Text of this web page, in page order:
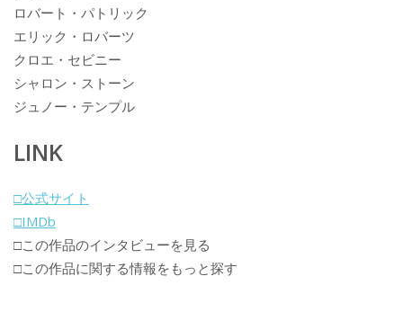
ロバート・パトリック
エリック・ロバーツ
クロエ・セビニー
シャロン・ストーン
ジュノー・テンプル
LINK
□公式サイト
□IMDb
□この作品のインタビューを見る
□この作品に関する情報をもっと探す